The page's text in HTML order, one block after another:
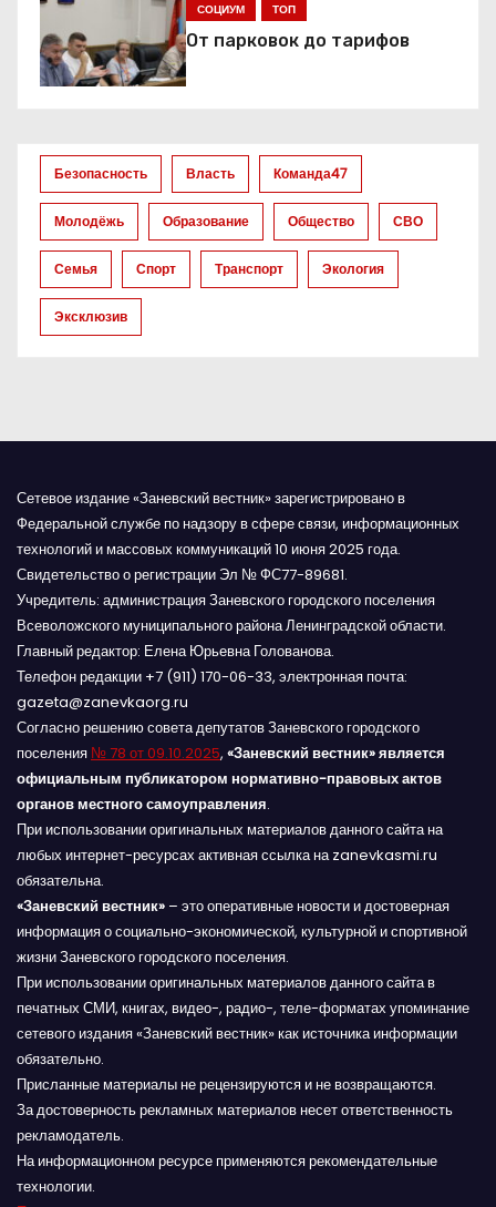
з
а
и
с
й
СОЦИУМ ТОП
От парковок до тарифов
Безопасность Власть Команда47
Молодёжь Образование Общество СВО
Семья Спорт Транспорт Экология
Эксклюзив
Сетевое издание «Заневский вестник» зарегистрировано в
Федеральной службе по надзору в сфере связи, информационных
технологий и массовых коммуникаций 10 июня 2025 года.
Свидетельство о регистрации Эл № ФС77-89681.
Учредитель: администрация Заневского городского поселения
Всеволожского муниципального района Ленинградской области.
Главный редактор: Елена Юрьевна Голованова.
Телефон редакции +7 (911) 170-06-33, электронная почта:
gazeta@zanevkaorg.ru
Согласно решению совета депутатов Заневского городского
поселения № 78 от 09.10.2025, «Заневский вестник» является
официальным публикатором нормативно-правовых актов
органов местного самоуправления.
При использовании оригинальных материалов данного сайта на
любых интернет-ресурсах активная ссылка на zanevkasmi.ru
обязательна.
«Заневский вестник» – это оперативные новости и достоверная
информация о социально-экономической, культурной и спортивной
жизни Заневского городского поселения.
При использовании оригинальных материалов данного сайта в
печатных СМИ, книгах, видео-, радио-, теле-форматах упоминание
сетевого издания «Заневский вестник» как источника информации
обязательно.
Присланные материалы не рецензируются и не возвращаются.
За достоверность рекламных материалов несет ответственность
рекламодатель.
На информационном ресурсе применяются рекомендательные
технологии.